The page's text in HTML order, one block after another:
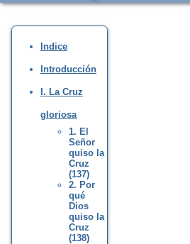
Indice
Introducción
I. La Cruz
gloriosa
1. El
Señor
quiso la
Cruz
(137)
2. Por
qué
Dios
quiso la
Cruz
(138)